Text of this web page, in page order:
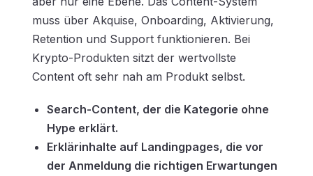
muss über Akquise, Onboarding, Aktivierung,
Retention und Support funktionieren. Bei
Krypto-Produkten sitzt der wertvollste
Content oft sehr nah am Produkt selbst.
Search-Content, der die Kategorie ohne
Hype erklärt.
Erklärinhalte auf Landingpages, die vor
der Anmeldung die richtigen Erwartungen